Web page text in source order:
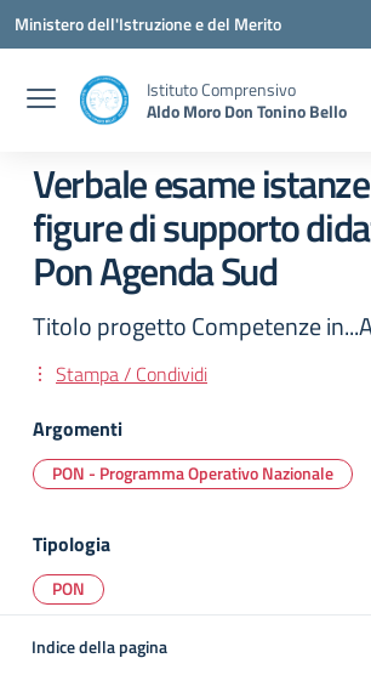
Vai ai contenuti
Vai al menu di navigazione
Vai al footer
Ministero dell'Istruzione e del Merito
Istituto Comprensivo
Aldo Moro Don Tonino Bello
Verbale esame
figure di supporto
Pon Agenda Sud
Titolo progetto Competenze
Stampa / Condividi
Argomenti
PON - Programma Operativo Nazionale
Tipologia
PON
Indice della pagina